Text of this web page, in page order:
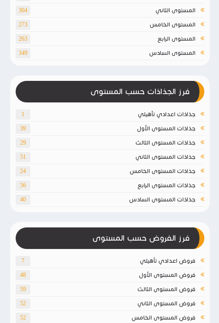
المستوى الثاني 304
المستوى الخامس 273
المستوى الرابع 263
المستوى السادس 349
فرز الجذاذات حسب المستوى
جذاذات اعدادي تأهيلي 1
جذاذات المستوى الأول 39
جذاذات المستوى الثالث 29
جذاذات المستوى الثاني 51
جذاذات المستوى الخامس 24
جذاذات المستوى الرابع 56
جذاذات المستوى السادس 40
فرز الفروض حسب المستوى
فروض اعدادي تأهيلي 7
فروض المستوى الأول 48
فروض المستوى الثالث 59
فروض المستوى الثاني 52
فروض المستوى الخامس 52